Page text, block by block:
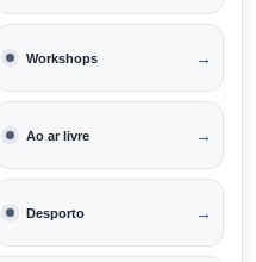
Workshops →
Ao ar livre →
Desporto →